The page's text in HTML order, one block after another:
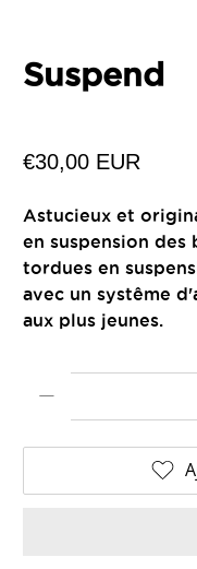
Suspend
€30,00 EUR
Astucieux et
en suspension
tordues en
avec un systême
aux plus jeunes.